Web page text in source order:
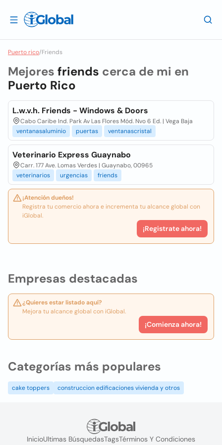
Puerto rico/Friends
Empresas destacadas
¿Quieres estar listado aquí?
Mejora tu alcance global con iGlobal.
¡Comienza ahora!
Mejores friends cerca de mi en
Puerto Rico
L.w.v.h. Friends - Windows & Doors
Cabo Caribe Ind. Park Av Las Flores Mód. Nvo 6 Ed. | Vega Baja
ventanasaluminio
puertas ventanascristal
Veterinario Express Guaynabo
Carr. 177 Ave. Lomas Verdes | Guaynabo, 00965
veterinarios
urgencias friends
¡Atención dueños!
Registra tu comercio ahora e incrementa tu alcance global con
iGlobal.
¡Registrate ahora!
Categorías más populares
cake toppers construccion edificaciones vivienda y otros
InicioUltimas BúsquedasTagsTérminos Y Condiciones